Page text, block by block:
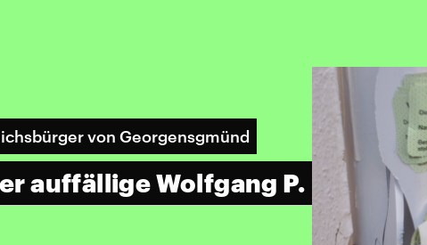
von Georgensgmünd
auffällige Wolfgang P.